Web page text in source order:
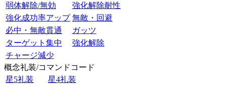
弱体解除/無効
強化解除耐性
強化成功率アップ 無敵・回避
必中・無敵貫通
ガッツ
ターゲット集中
強化解除
チャージ減少
概念礼装/コマンドコード
星5礼装
星4礼装